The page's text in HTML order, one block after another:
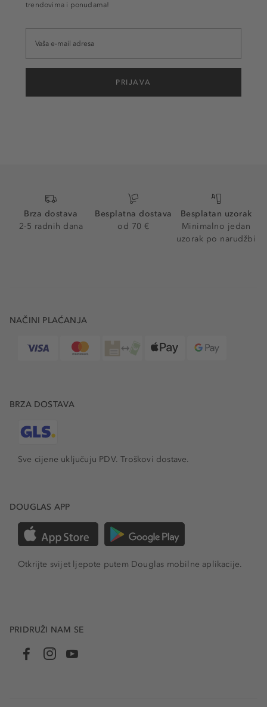
trendovima i ponudama!
PRIJAVA
Brza dostava
2-5 radnih dana
Besplatna dostava
od 70 €
Besplatan uzorak
Minimalno jedan
uzorak po narudžbi
NAČINI PLAĆANJA
BRZA DOSTAVA
Sve cijene uključuju PDV.Troškovi dostave.
DOUGLAS APP
Otkrijte svijet ljepote putem Douglas mobilne aplikacije.
PRIDRUŽI NAM SE